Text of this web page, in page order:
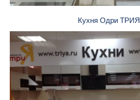
Кухня Одри ТРИЯ